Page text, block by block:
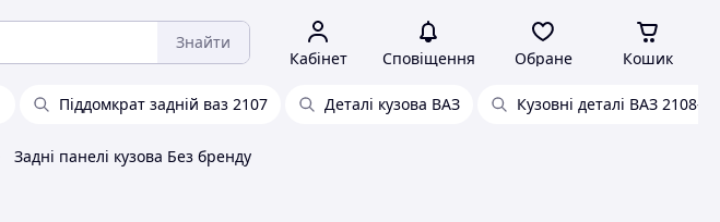
Знайти
Кабінет Сповіщення Обране Кошик
Піддомкрат задній ваз 2107 Деталі кузова ВАЗ Кузовні деталі ВАЗ 2108-
Задні панелі кузова Без бренду